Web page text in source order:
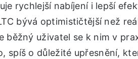
rychlejší nabíjení i lepší
bývá optimističtější než
běžný uživatel se k nim v
spíš o důležité upřesnění,